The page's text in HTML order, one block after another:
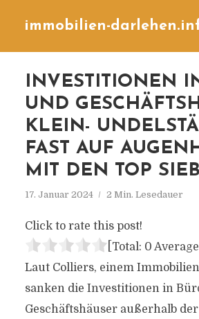
immobilien-
INVESTITIONEN
UND
KLEIN-
FAST AUF
MIT DEN TOP
17. Januar 2024 2 Min. Lesedauer
Click to rate this post!
[Total: 0
Laut Colliers, einem
sanken die Investitionen in
Geschäftshäuser außerhalb